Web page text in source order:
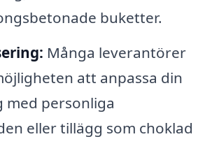
buketter.
Många leverantörer
att anpassa din
med personliga
eller tillägg som choklad